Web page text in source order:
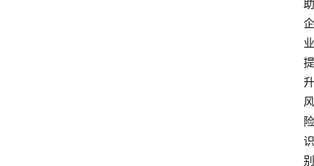
助
企
业
提
升
风
险
识
别